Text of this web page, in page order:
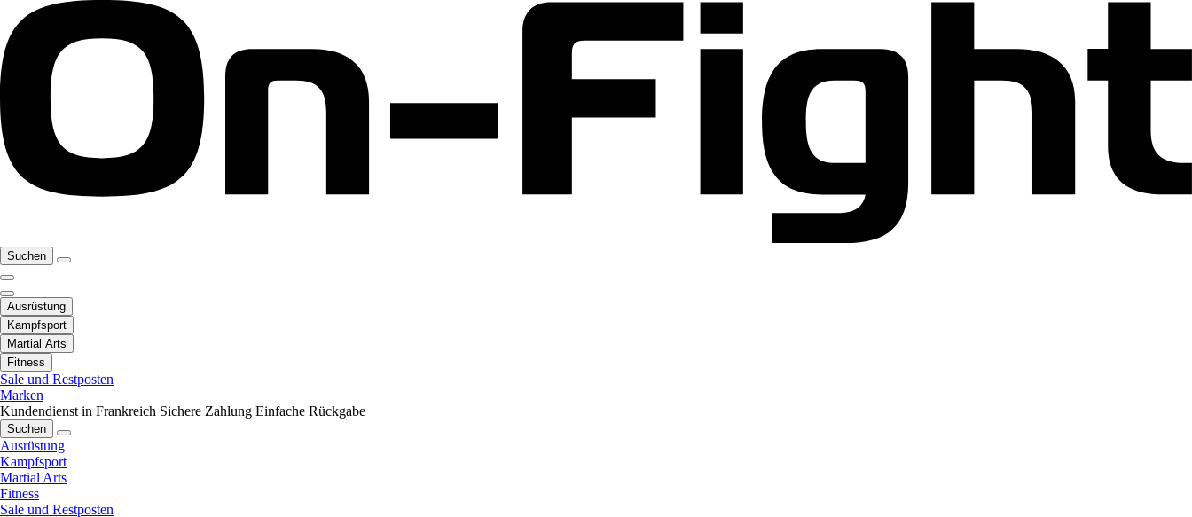
Suchen
Ausrüstung
Kampfsport
Martial Arts
Fitness
Sale und Restposten
Marken
Kundendienst in Frankreich Sichere Zahlung Einfache Rückgabe
Suchen
Ausrüstung
Kampfsport
Martial Arts
Fitness
Sale und Restposten